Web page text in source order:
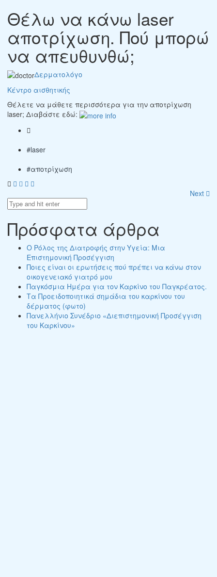
Θέλω να κάνω laser
αποτρίχωση. Πού μπορώ
να απευθυνθώ;
Δερματολόγο
Κέντρο αισθητικής
Θέλετε να μάθετε περισσότερα για την αποτρίχωση
laser; Διαβάστε εδώ:
#laser
#αποτρίχωση
Next
Πρόσφατα άρθρα
Ο Ρόλος της Διατροφής στην Υγεία: Μια
Επιστημονική Προσέγγιση
Ποιες είναι οι ερωτήσεις πού πρέπει να κάνω στον
οικογενειακό γιατρό μου
Παγκόσμια Ημέρα για τον Καρκίνο του Παγκρέατος.
Τα Προειδοποιητικά σημάδια του καρκίνου του
δέρματος (φωτο)
Πανελλήνιο Συνέδριο «Διεπιστημονική Προσέγγιση
του Καρκίνου»